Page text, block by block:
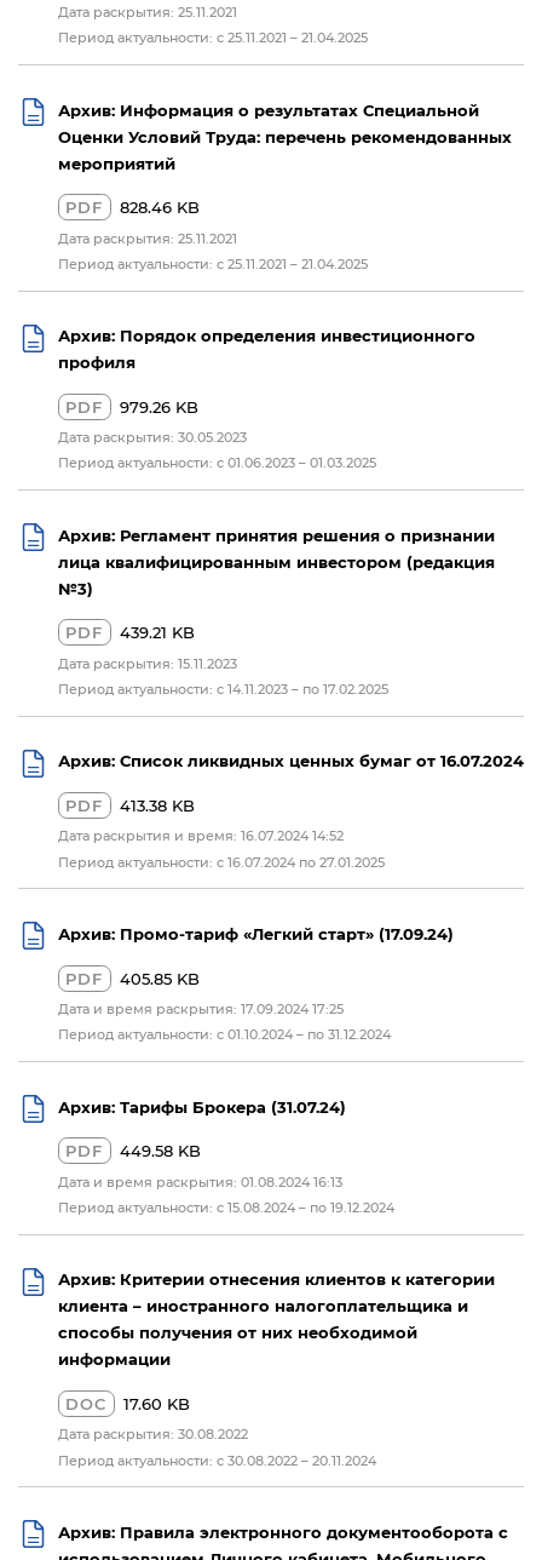
Дата раскрытия: 25.11.2021
Период актуальности: c 25.11.2021 – 21.04.2025
Архив: Информация о результатах Специальной
Оценки Условий Труда: перечень рекомендованных
мероприятий
PDF 828.46 KB
Дата раскрытия: 25.11.2021
Период актуальности: c 25.11.2021 – 21.04.2025
Архив: Порядок определения инвестиционного
профиля
PDF 979.26 KB
Дата раскрытия: 30.05.2023
Период актуальности: с 01.06.2023 – 01.03.2025
Архив: Регламент принятия решения о признании
лица квалифицированным инвестором (редакция
№3)
PDF 439.21 KB
Дата раскрытия: 15.11.2023
Период актуальности: с 14.11.2023 – по 17.02.2025
Архив: Список ликвидных ценных бумаг от 16.07.2024
PDF 413.38 KB
Дата раскрытия и время: 16.07.2024 14:52
Период актуальности: с 16.07.2024 по 27.01.2025
Архив: Промо-тариф «Легкий старт» (17.09.24)
PDF 405.85 KB
Дата и время раскрытия: 17.09.2024 17:25
Период актуальности: с 01.10.2024 – по 31.12.2024
Архив: Тарифы Брокера (31.07.24)
PDF 449.58 KB
Дата и время раскрытия: 01.08.2024 16:13
Период актуальности: с 15.08.2024 – по 19.12.2024
Архив: Критерии отнесения клиентов к категории
клиента – иностранного налогоплательщика и
способы получения от них необходимой
информации
DOC 17.60 KB
Дата раскрытия: 30.08.2022
Период актуальности: с 30.08.2022 – 20.11.2024
Архив: Правила электронного документооборота с